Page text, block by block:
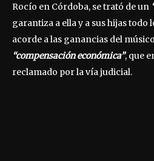
Rocío en Córdoba, se trató de un
garantiza a ella y a sus hijas todo
acorde a las ganancias del
“compensación económica”, que
reclamado por la vía judicial.